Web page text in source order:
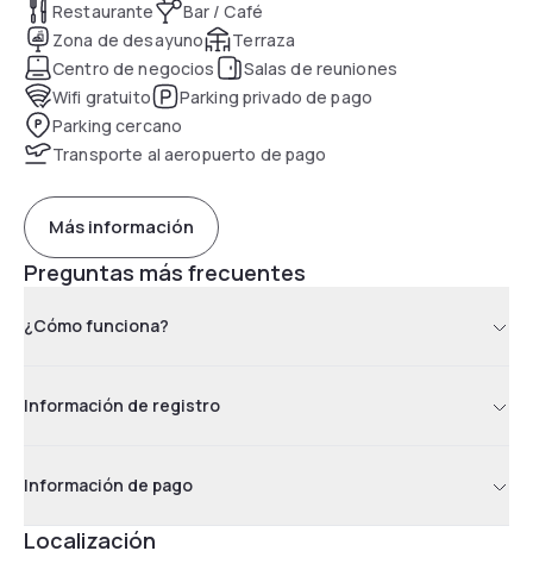
Restaurante
Bar / Café
Zona de desayuno
Terraza
Centro de negocios
Salas de reuniones
Wifi gratuito
Parking privado de pago
Parking cercano
Transporte al aeropuerto de pago
Más información
Preguntas más frecuentes
¿Cómo funciona?
Información de registro
Información de pago
Localización